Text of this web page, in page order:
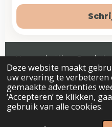
Deze website maakt
uw ervaring te verbeteren
gemaakte advertenties
‘Accepteren’ te klikken,
gebruik van alle cookies.
Veenendaal |
© 2026 Prelude. Alle rechten
Algemene voorwaarden